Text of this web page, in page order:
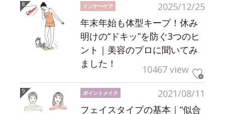
2025/12/25
インナーケア
年末年始も体型キープ！休み
明けの“ドキッ”を防ぐ3つのヒ
ント｜美容のプロに聞いてみ
ました！
10467 view
2021/08/11
ポイントメイク
フェイスタイプの基本｜“似合